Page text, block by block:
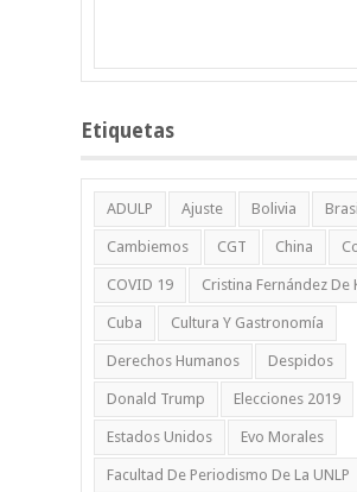
Etiquetas
ADULP Ajuste Bolivia Brasil
Cambiemos CGT China
COVID 19 Cristina Fernández De
Cuba Cultura Y Gastronomía
Derechos Humanos Despidos
Donald Trump Elecciones 2019
Estados Unidos Evo Morales
Facultad De Periodismo De La UNLP